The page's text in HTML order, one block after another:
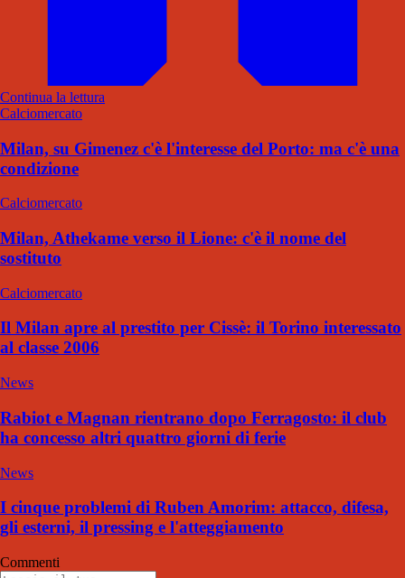
Continua la lettura
Calciomercato
Milan, su Gimenez c'è l'interesse del Porto: ma c'è una
condizione
Calciomercato
Milan, Athekame verso il Lione: c'è il nome del
sostituto
Calciomercato
Il Milan apre al prestito per Cissè: il Torino interessato
al classe 2006
News
Rabiot e Magnan rientrano dopo Ferragosto: il club
ha concesso altri quattro giorni di ferie
News
I cinque problemi di Ruben Amorim: attacco, difesa,
gli esterni, il pressing e l'atteggiamento
Commenti